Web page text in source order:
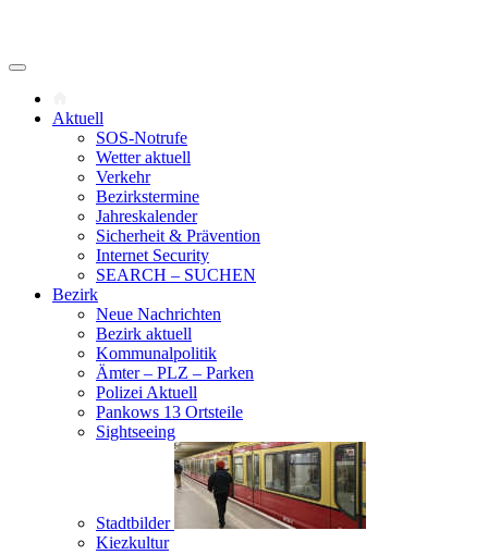
Aktuell
SOS-Notrufe
Wetter aktuell
Verkehr
Bezirkstermine
Jahreskalender
Sicherheit & Prävention
Internet Security
SEARCH – SUCHEN
Bezirk
Neue Nachrichten
Bezirk aktuell
Kommunalpolitik
Ämter – PLZ – Parken
Polizei Aktuell
Pankows 13 Ortsteile
Sightseeing
Stadtbilder
Kiezkultur